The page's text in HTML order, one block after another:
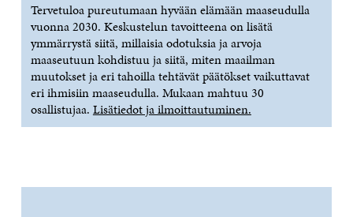
Tervetuloa pureutumaan hyvään elämään maaseudulla
vuonna 2030. Keskustelun tavoitteena on lisätä
ymmärrystä siitä, millaisia odotuksia ja arvoja
maaseutuun kohdistuu ja siitä, miten maailman
muutokset ja eri tahoilla tehtävät päätökset vaikuttavat
eri ihmisiin maaseudulla. Mukaan mahtuu 30
osallistujaa. Lisätiedot ja ilmoittautuminen.